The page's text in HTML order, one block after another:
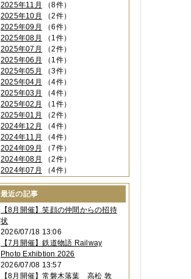
2025年11月
（8件）
2025年10月
（2件）
2025年09月
（6件）
2025年08月
（1件）
2025年07月
（2件）
2025年06月
（1件）
2025年05月
（3件）
2025年04月
（4件）
2025年03月
（4件）
2025年02月
（1件）
2025年01月
（2件）
2024年12月
（4件）
2024年11月
（4件）
2024年09月
（7件）
2024年08月
（2件）
2024年07月
（4件）
2024年06月（4件）
2024年04月
2024年03月（3件）
2024年02月（2件）
2023年12月
2023年11月 （4件）
2023年10月（3件）
2023年09月（4件）
2023年08月 （1件）
最近の記事
【8月開催】笑顔の仲間からの招待
状
2026/07/18 13:06
【7月開催】鉄道物語 Railway
Photo Exhibtion 2026
2026/07/08 13:57
【8月開催】常磐木落葉 高松 敦